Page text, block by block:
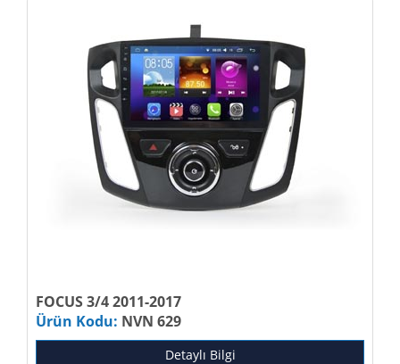
FOCUS 3/4 2011-2017
Ürün Kodu: NVN 629
Detaylı Bilgi